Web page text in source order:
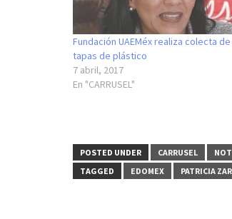
Fundación UAEMéx realiza colecta de
tapas de plástico
7 abril, 2017
En "CARRUSEL"
POSTED UNDER CARRUSEL
TAGGED
EDOMEX PATRICIA